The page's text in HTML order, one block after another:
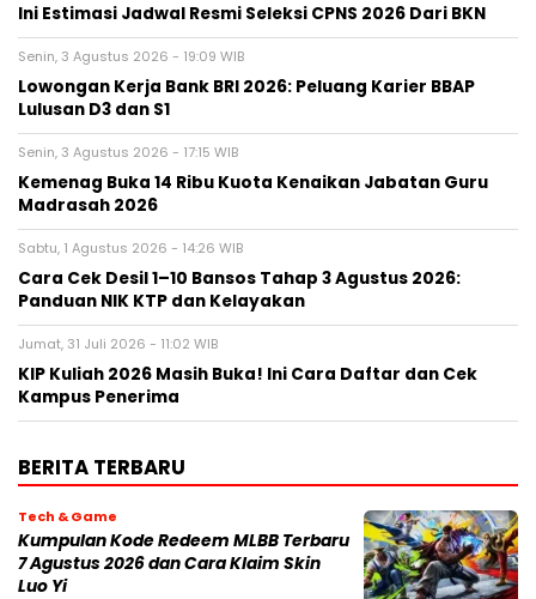
Ini Estimasi Jadwal Resmi Seleksi CPNS 2026 Dari BKN
Senin, 3 Agustus 2026 - 19:09 WIB
Lowongan Kerja Bank BRI 2026: Peluang Karier BBAP
Lulusan D3 dan S1
Senin, 3 Agustus 2026 - 17:15 WIB
Kemenag Buka 14 Ribu Kuota Kenaikan Jabatan Guru
Madrasah 2026
Sabtu, 1 Agustus 2026 - 14:26 WIB
Cara Cek Desil 1–10 Bansos Tahap 3 Agustus 2026:
Panduan NIK KTP dan Kelayakan
Jumat, 31 Juli 2026 - 11:02 WIB
KIP Kuliah 2026 Masih Buka! Ini Cara Daftar dan Cek
Kampus Penerima
BERITA TERBARU
Tech & Game
Kumpulan Kode Redeem MLBB Terbaru
7 Agustus 2026 dan Cara Klaim Skin
Luo Yi